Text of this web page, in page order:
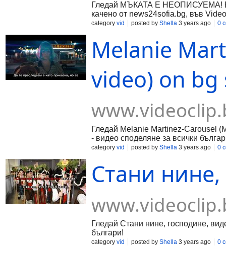
Гледай МЪКАТА Е НЕОПИСУЕМА!
качено от news24sofia.bg, във
category vid posted by Shella 3 years ago 0
Melanie
video) on
Гледай Melanie Martinez-Carousel
- видео споделяне за всички
category vid posted by Shella 3 years ago 0
Стани
Гледай Стани нине, господине,
българи!
category vid posted by Shella 3 years ago 0